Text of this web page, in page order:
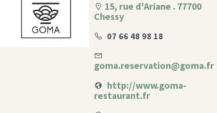
15, rue d'Ariane . 77700
Chessy
07 66 48 98 18
goma.reservation@goma.fr
http://www.goma-
restaurant.fr